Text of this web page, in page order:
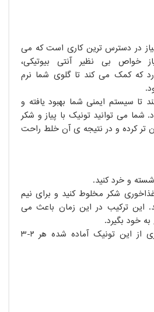
در دسترس ترین کاری است که می
خواص بی نظیر آنتی بیوتیکی،
که کمک می کند تا گلوی شما نرم
تا سیستم ایمنی شما بهبود یافته و
شما می توانید تونیک با پیاز و شکر
تر کرده و در نتیجه ی آن خلط راحت
و خرد کنید.
۲ قاشق غذاخوری شکر مخلوط کنید و برای نیم
این ترکیب در این زمان باعث می
خود بگیرد.
یک قاشق غذاخوری از این تونیک آماده شده هر ۲-۳